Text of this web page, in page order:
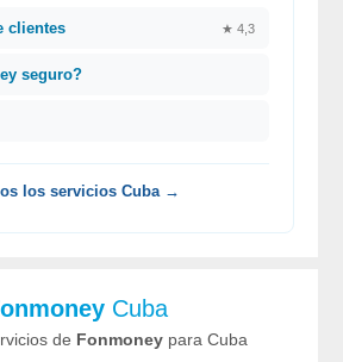
clientes ★ 4,3
seguro?
los servicios Cuba →
Cuba
de Fonmoneypara Cuba